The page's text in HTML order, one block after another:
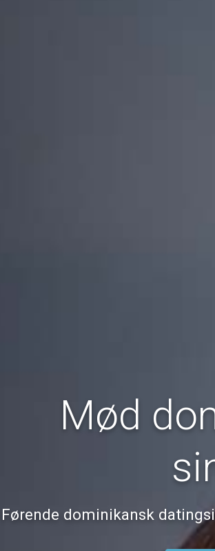
Mød
Førende dominikansk